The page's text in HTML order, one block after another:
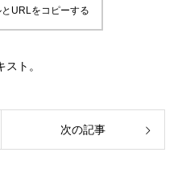
URLをコピーする
ト。
次の記事